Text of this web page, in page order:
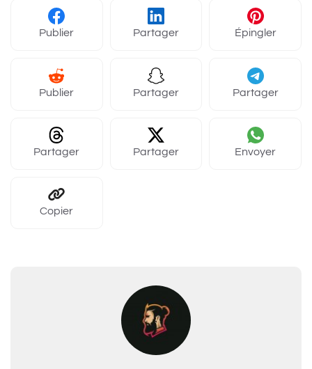
Publier Partager Épingler
Publier Partager Partager
Partager Partager Envoyer
Copier